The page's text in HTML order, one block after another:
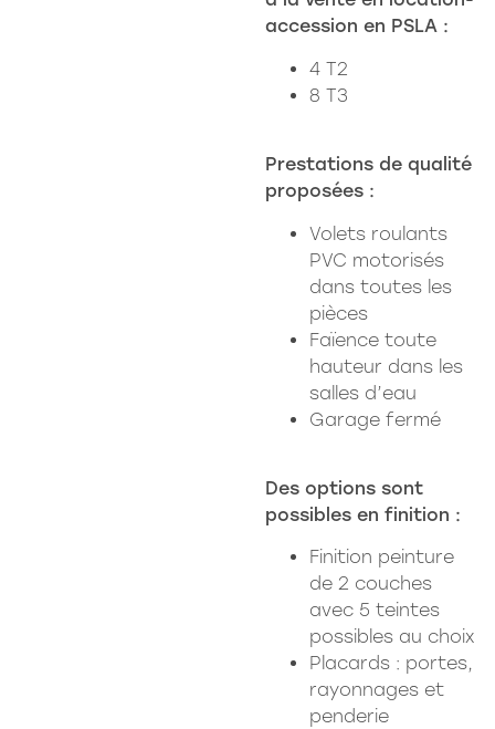
accession en PSLA :
4 T2
8 T3
Prestations de qualité
proposées :
Volets roulants
PVC motorisés
dans toutes les
pièces
Faïence toute
hauteur dans les
salles d’eau
Garage fermé
Des options sont
possibles en finition :
Finition peinture
de 2 couches
avec 5 teintes
possibles au choix
Placards : portes,
rayonnages et
penderie